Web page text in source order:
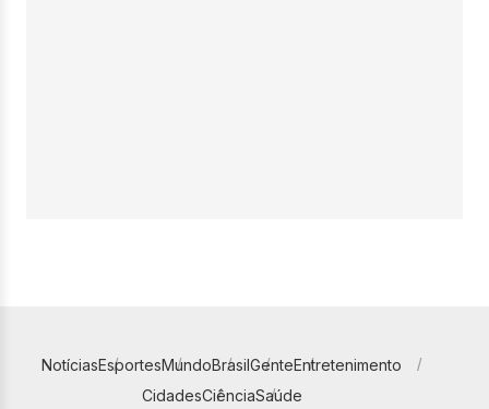
NotíciasEsportesMundoBrasilGenteEntretenimento
CidadesCiênciaSaúde